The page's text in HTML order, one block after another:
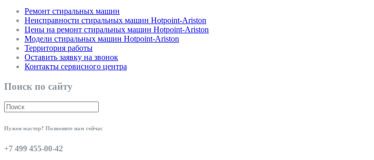
Ремонт стиральных машин
Неисправности стиральных машин Hotpoint-Ariston
Цены на ремонт стиральных машин Hotpoint-Ariston
Модели стиральных машин Hotpoint-Ariston
Территория работы
Оставить заявку на звонок
Контакты сервисного центра
Поиск по сайту
Нужен мастер? Позвоните нам сейчас
+7 499 455-00-42